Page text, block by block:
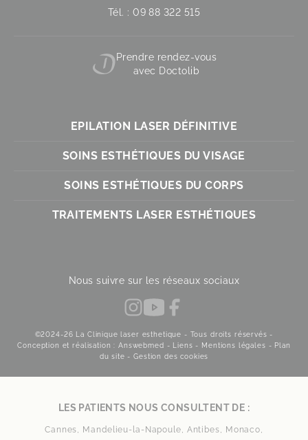
Tél. : 09 88 322 515
Prendre rendez-vous
avec Doctolib
EPILATION LASER DÉFINITIVE
SOINS ESTHÉTIQUES DU VISAGE
SOINS ESTHÉTIQUES DU CORPS
TRAITEMENTS LASER ESTHÉTIQUES
Nous suivre sur les réseaux sociaux
©2024-26 La Clinique laser esthetique - Tous droits réservés -
Conception et réalisation : Answebmed - Liens - Mentions légales - Plan
du site -Gestion des cookies
LES PATIENTS NOUS CONSULTENT DE :
Cannes, Mandelieu-la-Napoule, Antibes, Monaco,